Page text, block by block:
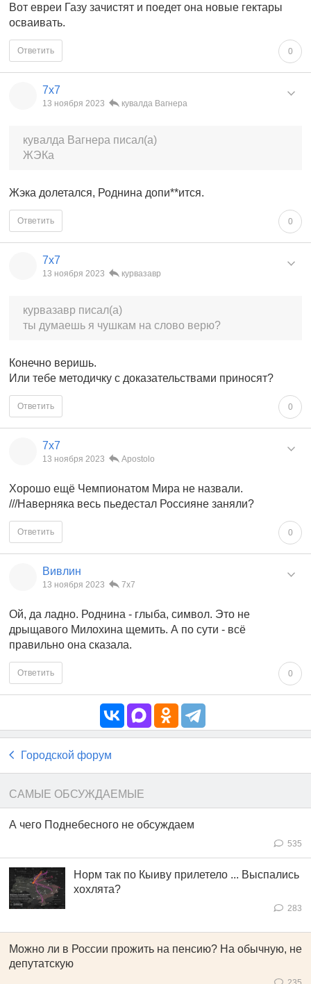
Вот евреи Газу зачистят и поедет она новые гектары
осваивать.
0
Ответить
7x7
13 ноября 2023 кувалда Вагнера
кувалда Вагнера писал(а)
ЖЭКа
Жэка долетался, Роднина допи**ится.
0
Ответить
7x7
13 ноября 2023 курвазавр
курвазавр писал(а)
ты думаешь я чушкам на слово верю?
Конечно веришь.
Или тебе методичку с доказательствами приносят?
0
Ответить
7x7
13 ноября 2023 Apostolo
Хорошо ещё Чемпионатом Мира не назвали.
///Наверняка весь пьедестал Россияне заняли?
0
Ответить
Вивлин
13 ноября 2023 7x7
Ой, да ладно. Роднина - глыба, символ. Это не
дрыщавого Милохина щемить. А по сути - всё
правильно она сказала.
0
Ответить
Городской форум
САМЫЕ ОБСУЖДАЕМЫЕ
А чего Поднебесного не обсуждаем
535
Норм так по Кыиву прилетело ... Выспались
хохлята?
283
Можно ли в России прожить на пенсию? На обычную, не
депутатскую